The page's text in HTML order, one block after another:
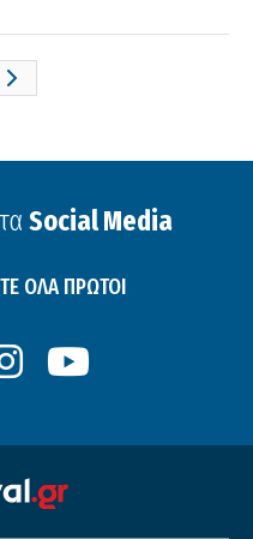
Social Media
ΟΛΑ ΠΡΩΤΟΙ